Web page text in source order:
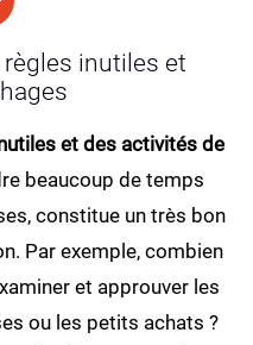
inutiles et
et des activités de
beaucoup de temps
constitue un très bon
Par exemple, combien
et approuver les
ou les petits achats ?